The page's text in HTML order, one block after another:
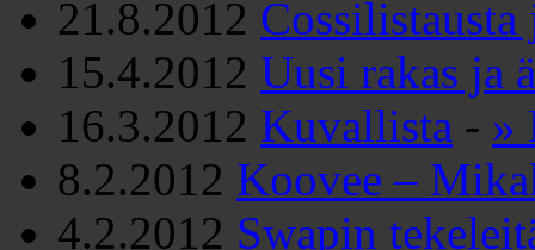
21.8.2012
15.4.2012 Uusi rakas ja
16.3.2012 Kuvallista - »
8.2.2012 Koovee –
4.2.2012 Swapin